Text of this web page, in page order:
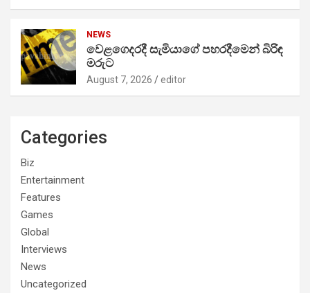
NEWS
වෙළගෙදරදී සැමියාගේ පහරදීමෙන් බිරිඳ
මරුට
August 7, 2026 editor
Categories
Biz
Entertainment
Features
Games
Global
Interviews
News
Uncategorized